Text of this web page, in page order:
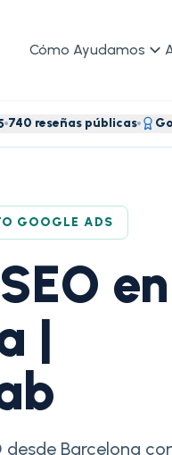
Cómo Ayudamos
740 reseñas públicas
GOOGLE ADS
en
|
Barcelona